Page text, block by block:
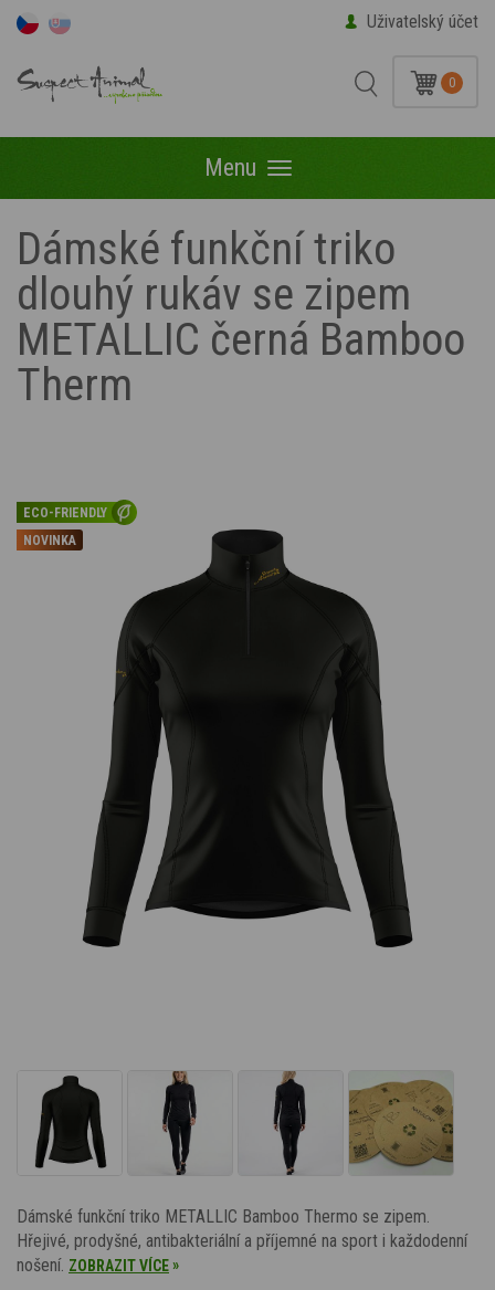
Uživatelský účet
0
Menu Menu
Dámské funkční triko
dlouhý rukáv se zipem
METALLIC černá Bamboo
Therm
ECO-FRIENDLY
NOVINKA
Dámské funkční triko METALLIC Bamboo Thermo se zipem.
Hřejivé, prodyšné, antibakteriální a příjemné na sport i každodenní
nošení. ZOBRAZIT VÍCE»